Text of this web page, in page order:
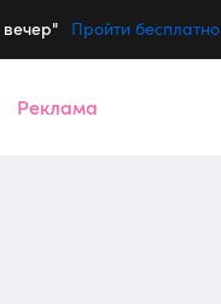
вечер" Пройти бесплатно
Реклама